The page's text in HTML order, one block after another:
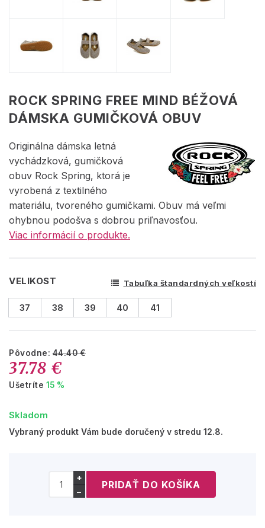
ROCK SPRING FREE MIND BÉŽOVÁ
DÁMSKA GUMIČKOVÁ OBUV
Originálna dámska letná
vychádzková, gumičková
obuv Rock Spring, ktorá je
vyrobená z textilného
materiálu, tvoreného gumičkami. Obuv má veľmi
ohybnou podošva s dobrou priľnavosťou.
Viac informácií o produkte.
VELIKOST Tabuľka štandardných veľkostí
37 38 39 40 41
Pôvodne:44.40 €
37.78 €
Ušetríte 15 %
Skladom
Vybraný produkt Vám bude doručený v stredu 12.8.
+
−